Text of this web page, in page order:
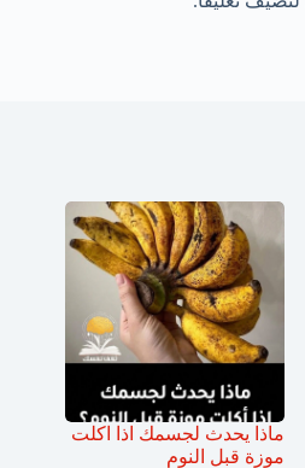
ماذا يحدث لجسمك اذا اكلت
موزة قبل النوم